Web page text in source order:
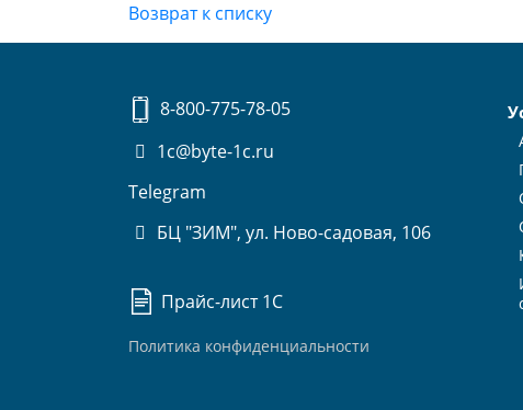
Возврат к списку
8-800-775-78-05
1c@byte-1c.ru
Telegram
БЦ "ЗИМ", ул. Ново-садовая, 106
Прайс-лист 1С
Политика конфиденциальности